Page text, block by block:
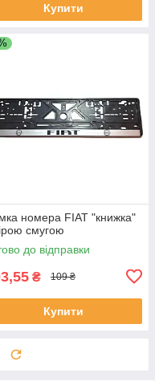
Купити
номера FIAT "книжка"
смугою
до відправки
₴ 109 ₴
Купити